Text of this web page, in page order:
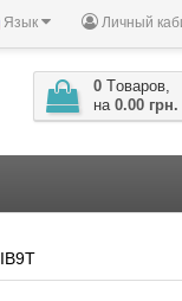
Личный
Язык
0 Tоваров,
на 0.00 грн.